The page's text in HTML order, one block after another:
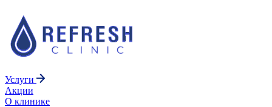
Услуги
Акции
О клинике